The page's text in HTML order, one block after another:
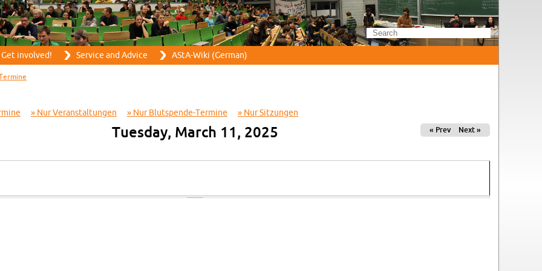
Skip to main content
Get in­volved! Ser­vice and Ad­vice AStA-Wiki (Ger­man)
Nur Ve­r­anstal­tun­gen Nur Blut­spende-Ter­mine Nur Sitzun­gen
Tues­day, March 11, 2025 « Prev Next »